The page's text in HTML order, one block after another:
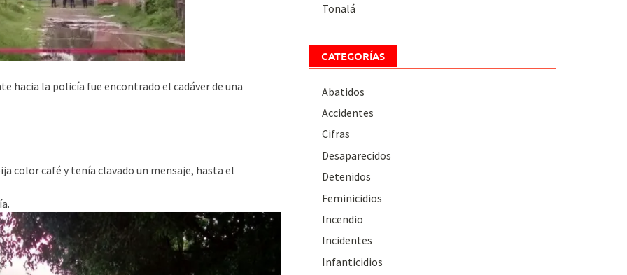
hacia la policía fue encontrado el cadáver de una
color café y tenía clavado un mensaje, hasta el
Tonalá
CATEGORÍAS
Abatidos
Accidentes
Cifras
Desaparecidos
Detenidos
Feminicidios
Incendio
Incidentes
Infanticidios